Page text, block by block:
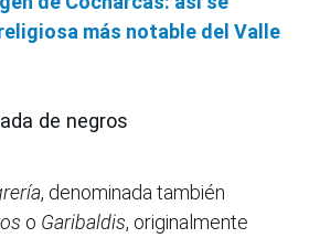
más notable del Valle
de negros
, denominada también
o Garibaldis, originalmente